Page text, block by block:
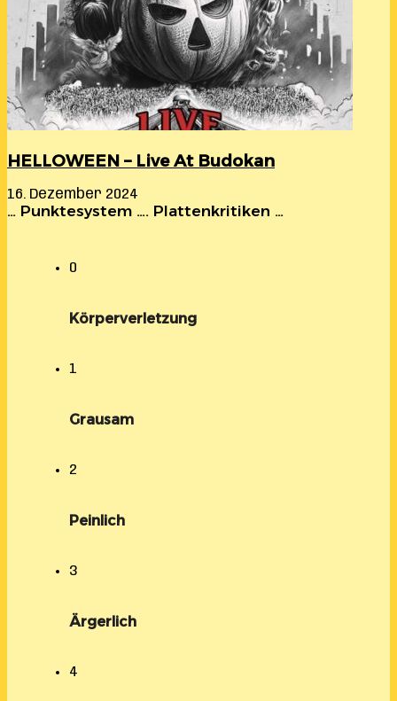
HELLOWEEN – Live At Budokan
16. Dezember 2024
… Punktesystem …. Plattenkritiken …
0
Körperverletzung
1
Grausam
2
Peinlich
3
Ärgerlich
4